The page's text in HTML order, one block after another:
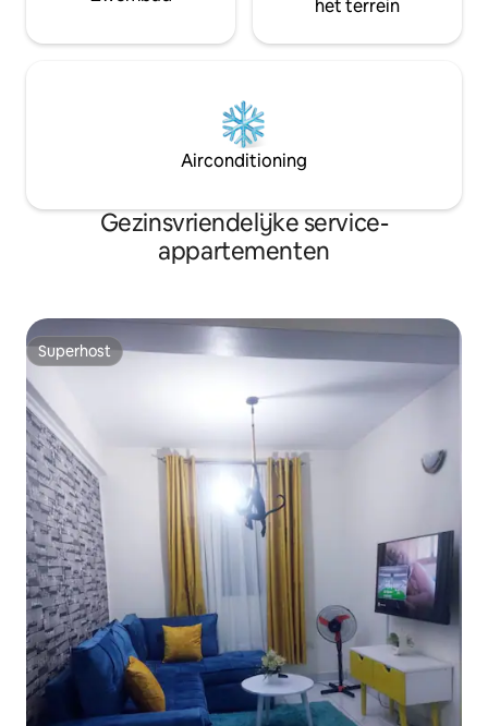
het terrein
Airconditioning
Gezinsvriendelijke service-
appartementen
Superhost
Superhost